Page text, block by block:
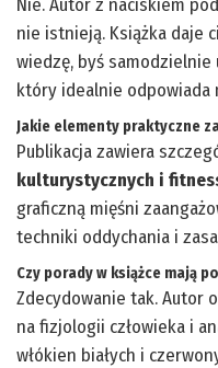
nie istnieją. Książka daje
wiedzę, byś samodzielnie
który idealnie odpowiada
Jakie elementy praktyczne
Publikacja zawiera
kulturystycznych i
graficzną mięśni
techniki oddychania i
Czy porady w książce mają
Zdecydowanie tak. Autor
na fizjologii człowieka i
włókien białych i